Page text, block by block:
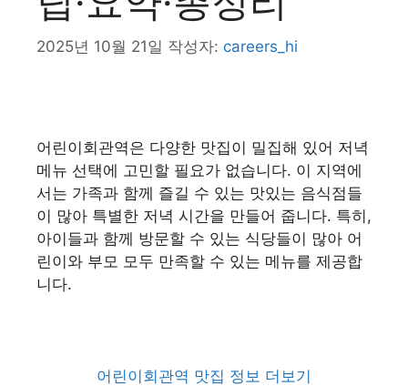
2025년 10월 21일 작성자: careers_hi
어린이회관역은 다양한 맛집이 밀집해 있어 저녁
메뉴 선택에 고민할 필요가 없습니다. 이 지역에
서는 가족과 함께 즐길 수 있는 맛있는 음식점들
이 많아 특별한 저녁 시간을 만들어 줍니다. 특히,
아이들과 함께 방문할 수 있는 식당들이 많아 어
린이와 부모 모두 만족할 수 있는 메뉴를 제공합
니다.
어린이회관역 맛집 정보 더보기